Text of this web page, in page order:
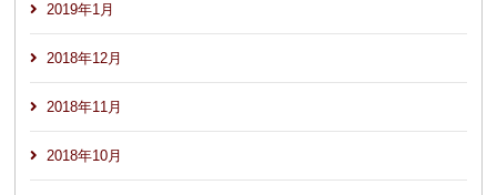
2019年1月
2018年12月
2018年11月
2018年10月